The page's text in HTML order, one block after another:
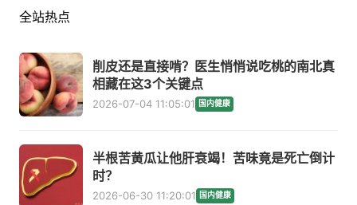
全站热点
削皮还是直接啃？医生悄悄说吃桃的南北真
相藏在这3个关键点
2026-07-04 11:05:01 国内健康
半根苦黄瓜让他肝衰竭！苦味竟是死亡倒计
时？
2026-06-30 11:20:01 国内健康